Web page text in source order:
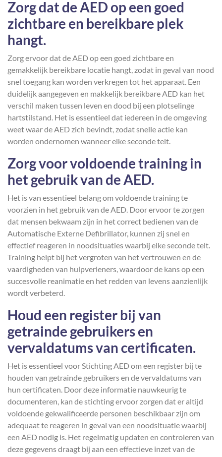
Zorg dat de AED op een goed
zichtbare en bereikbare plek
hangt.
Zorg ervoor dat de AED op een goed zichtbare en
gemakkelijk bereikbare locatie hangt, zodat in geval van nood
snel toegang kan worden verkregen tot het apparaat. Een
duidelijk aangegeven en makkelijk bereikbare AED kan het
verschil maken tussen leven en dood bij een plotselinge
hartstilstand. Het is essentieel dat iedereen in de omgeving
weet waar de AED zich bevindt, zodat snelle actie kan
worden ondernomen wanneer elke seconde telt.
Zorg voor voldoende training in
het gebruik van de AED.
Het is van essentieel belang om voldoende training te
voorzien in het gebruik van de AED. Door ervoor te zorgen
dat mensen bekwaam zijn in het correct bedienen van de
Automatische Externe Defibrillator, kunnen zij snel en
effectief reageren in noodsituaties waarbij elke seconde telt.
Training helpt bij het vergroten van het vertrouwen en de
vaardigheden van hulpverleners, waardoor de kans op een
succesvolle reanimatie en het redden van levens aanzienlijk
wordt verbeterd.
Houd een register bij van
getrainde gebruikers en
vervaldatums van certificaten.
Het is essentieel voor Stichting AED om een register bij te
houden van getrainde gebruikers en de vervaldatums van
hun certificaten. Door deze informatie nauwkeurig te
documenteren, kan de stichting ervoor zorgen dat er altijd
voldoende gekwalificeerde personen beschikbaar zijn om
adequaat te reageren in geval van een noodsituatie waarbij
een AED nodig is. Het regelmatig updaten en controleren van
deze gegevens draagt bij aan een effectieve inzet van de